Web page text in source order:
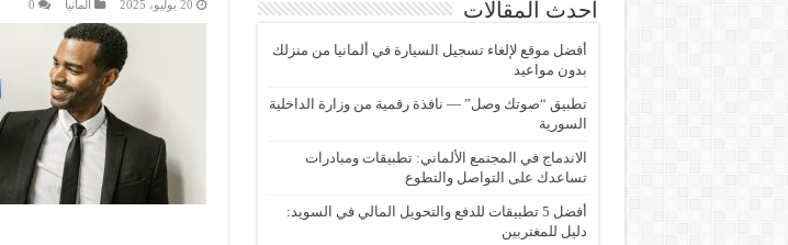
20 يوليو، 2025 المانيا 0 أحدث المقالات
أفضل موقع لإلغاء تسجيل السيارة في ألمانيا من منزلك
بدون مواعيد
تطبيق “صوتك وصل” — نافذة رقمية من وزارة الداخلية
السورية
الاندماج في المجتمع الألماني: تطبيقات ومبادرات
تساعدك على التواصل والتطوع
أفضل 5 تطبيقات للدفع والتحويل المالي في السويد:
دليل للمغتربين